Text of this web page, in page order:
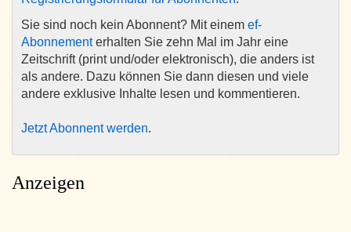
Sie sind noch kein Abonnent? Mit einem ef-
Abonnementerhalten Sie zehn Mal im Jahr eine
Zeitschrift (print und/oder elektronisch), die anders ist
als andere. Dazu können Sie dann diesen und viele
andere exklusive Inhalte lesen und kommentieren.
Jetzt Abonnent werden.
Anzeigen